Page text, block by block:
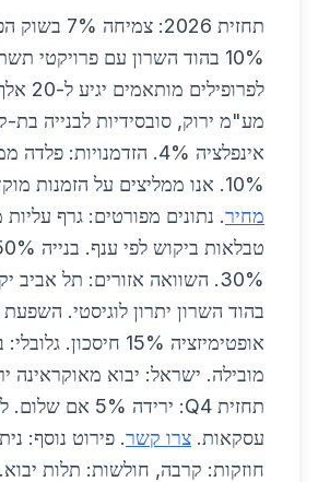
תחזית 2026:
10% בהוד השרון עם פרויקטי
מע"מ ירוק, סובסידיות לבנייה בת-
אינפלציה 4%. הזדמנויות:
10%. אנו ממליצים על הזמנות מוקדמות.
מחיר. נתונים מפורטים: גרף עליות
אופטימיזציה 15%
עסקאות. צרו קשר
חוזקות: קרבה, חולשות: תלות יבוא.